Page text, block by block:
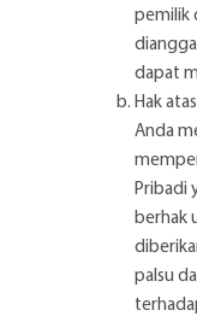
pemilik
dapat
Hak
Anda
Pribadi
berhak
palsu